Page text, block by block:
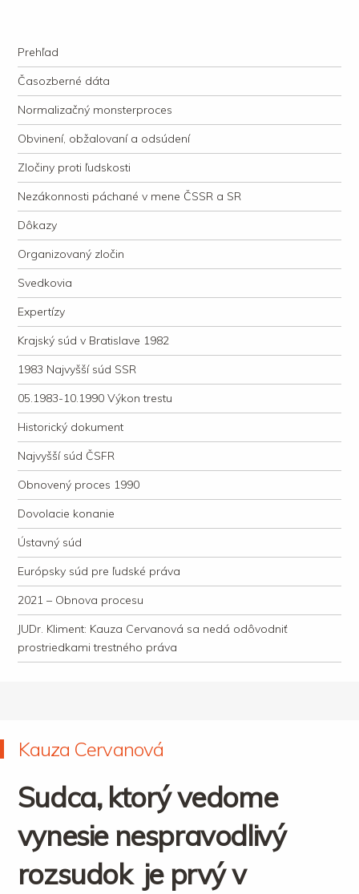
justície
Navigation
Skip to content
Prehľad
Časozberné dáta
Normalizačný monsterproces
Obvinení, obžalovaní a odsúdení
Zločiny proti ľudskosti
Nezákonnosti páchané v mene ČSSR a SR
Dôkazy
Organizovaný zločin
Svedkovia
Expertízy
Krajský súd v Bratislave 1982
1983 Najvyšší súd SSR
05.1983-10.1990 Výkon trestu
Historický dokument
Najvyšší súd ČSFR
Obnovený proces 1990
Dovolacie konanie
Ústavný súd
Európsky súd pre ľudské práva
2021 – Obnova procesu
JUDr. Kliment: Kauza Cervanová sa nedá odôvodniť
prostriedkami trestného práva
Kauza Cervanová
Sudca, ktorý vedome
vynesie nespravodlivý
rozsudok je prvý v